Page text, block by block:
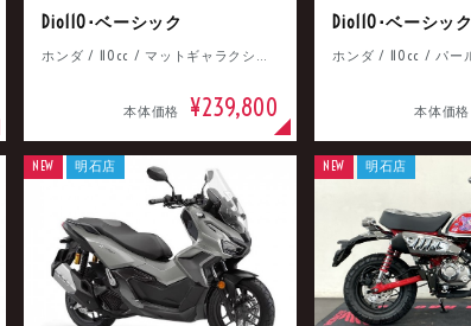
Dio110･ベーシック
ホンダ / 110cc / マットギャラクシーブラックメタリック
本体価格 ¥239,800
Dio110･ベーシック
本体価格
NEW 明石店 NEW 明石店